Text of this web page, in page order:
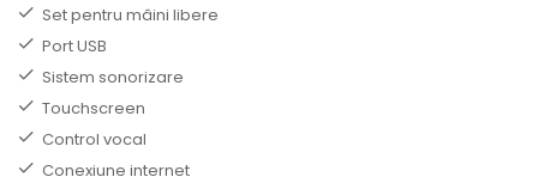
Set pentru mâini libere
Port USB
Sistem sonorizare
Touchscreen
Control vocal
Conexiune internet